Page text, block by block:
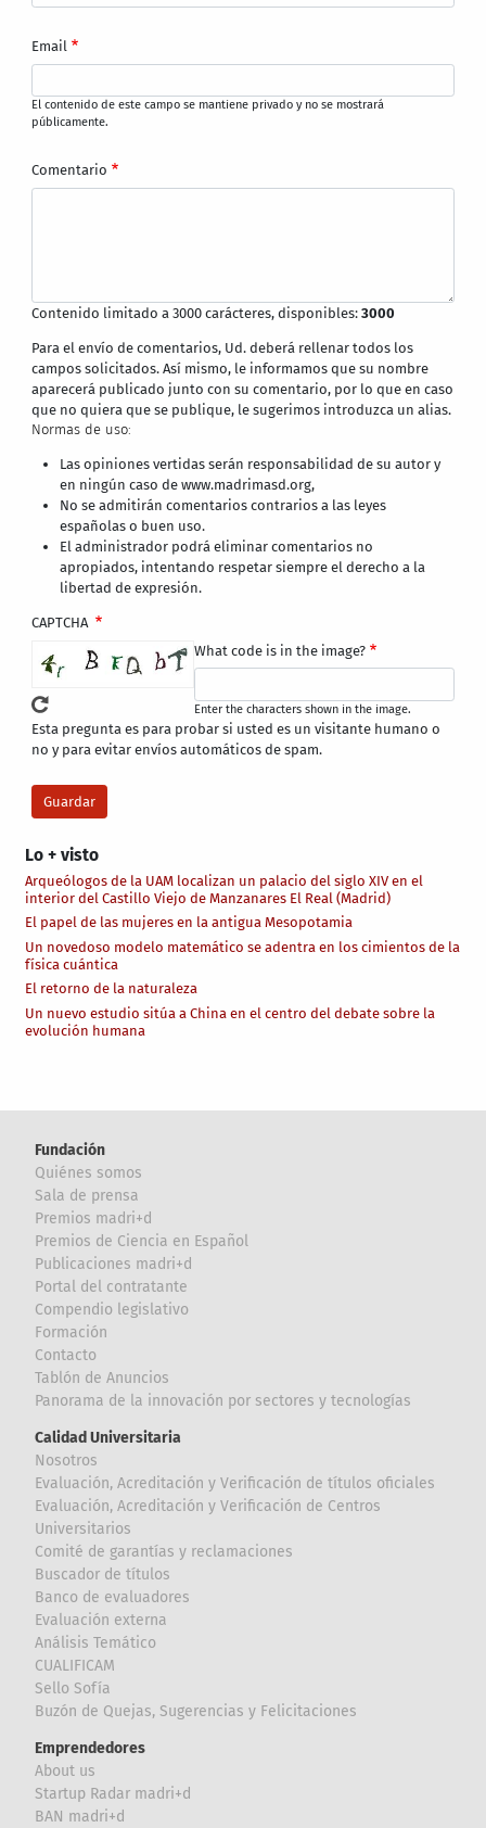
Lo + visto
Arqueólogos de la UAM localizan un palacio del siglo XIV en el
interior del Castillo Viejo de Manzanares El Real (Madrid)
El papel de las mujeres en la antigua Mesopotamia
Un novedoso modelo matemático se adentra en los cimientos de la
física cuántica
El retorno de la naturaleza
Un nuevo estudio sitúa a China en el centro del debate sobre la
evolución humana
Email
El contenido de este campo se mantiene privado y no se mostrará
públicamente.
Comentario
Contenido limitado a 3000 carácteres, disponibles:3000
Para el envío de comentarios, Ud. deberá rellenar todos los
campos solicitados. Así mismo, le informamos que su nombre
aparecerá publicado junto con su comentario, por lo que en caso
que no quiera que se publique, le sugerimos introduzca un alias.
Normas de uso:
Las opiniones vertidas serán responsabilidad de su autor y
en ningún caso de www.madrimasd.org,
No se admitirán comentarios contrarios a las leyes
españolas o buen uso.
El administrador podrá eliminar comentarios no
apropiados, intentando respetar siempre el derecho a la
libertad de expresión.
CAPTCHA
What code is in the image?
Enter the characters shown in the image.
Esta pregunta es para probar si usted es un visitante humano o
no y para evitar envíos automáticos de spam.
Fundación
Quiénes somos
Sala de prensa
Premios madri+d
Premios de Ciencia en Español
Publicaciones madri+d
Portal del contratante
Compendio legislativo
Formación
Contacto
Tablón de Anuncios
Panorama de la innovación por sectores y tecnologías
Calidad Universitaria
Nosotros
Evaluación, Acreditación y Verificación de títulos oficiales
Evaluación, Acreditación y Verificación de Centros
Universitarios
Comité de garantías y reclamaciones
Buscador de títulos
Banco de evaluadores
Evaluación externa
Análisis Temático
CUALIFICAM
Sello Sofía
Buzón de Quejas, Sugerencias y Felicitaciones
Emprendedores
About us
Startup Radar madri+d
BAN madri+d